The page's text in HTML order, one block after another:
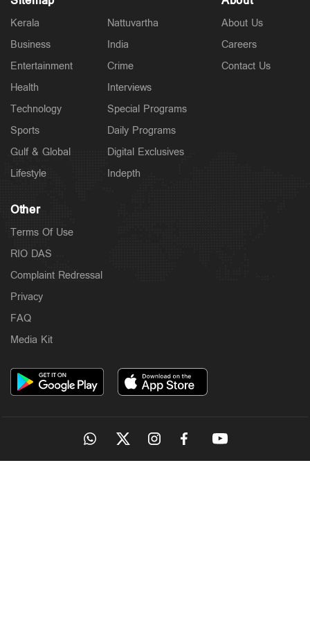
Kerala
Business
Entertainment
Health
Technology
Sports
Gulf & Global
Lifestyle
Nattuvartha
India
Crime
Interviews
Special Programs
Daily Programs
Digital Exclusives
Indepth
About Us
Careers
Contact Us
Other
Terms Of Use
RIO DAS
Complaint Redressal
Privacy
FAQ
Media Kit